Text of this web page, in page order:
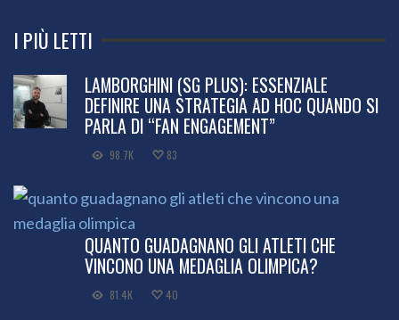
I PIÙ LETTI
LAMBORGHINI (SG PLUS): ESSENZIALE
DEFINIRE UNA STRATEGIA AD HOC QUANDO SI
PARLA DI “FAN ENGAGEMENT”
98.7K 83
QUANTO GUADAGNANO GLI ATLETI CHE
VINCONO UNA MEDAGLIA OLIMPICA?
81.4K 40